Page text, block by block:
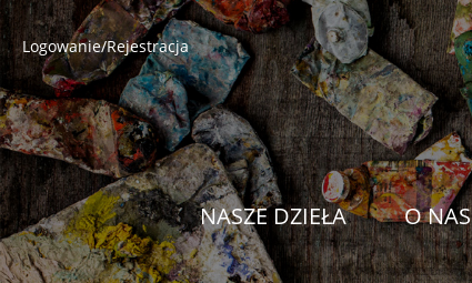
Logowanie/Rejestracja
NASZE DZIEŁA O NAS